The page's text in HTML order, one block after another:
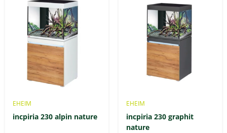
EHEIM
incpiria 230 alpin nature
EHEIM
incpiria 230 graphit
nature